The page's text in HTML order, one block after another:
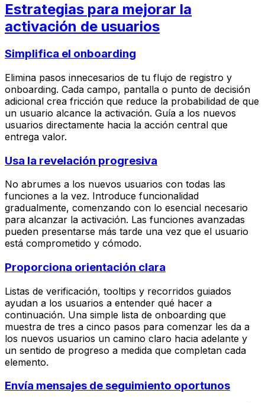
Estrategias para mejorar la
activación de usuarios
Simplifica el onboarding
Elimina pasos innecesarios de tu flujo de registro y
onboarding. Cada campo, pantalla o punto de decisión
adicional crea fricción que reduce la probabilidad de que
un usuario alcance la activación. Guía a los nuevos
usuarios directamente hacia la acción central que
entrega valor.
Usa la revelación progresiva
No abrumes a los nuevos usuarios con todas las
funciones a la vez. Introduce funcionalidad
gradualmente, comenzando con lo esencial necesario
para alcanzar la activación. Las funciones avanzadas
pueden presentarse más tarde una vez que el usuario
está comprometido y cómodo.
Proporciona orientación clara
Listas de verificación, tooltips y recorridos guiados
ayudan a los usuarios a entender qué hacer a
continuación. Una simple lista de onboarding que
muestra de tres a cinco pasos para comenzar les da a
los nuevos usuarios un camino claro hacia adelante y
un sentido de progreso a medida que completan cada
elemento.
Envía mensajes de seguimiento oportunos